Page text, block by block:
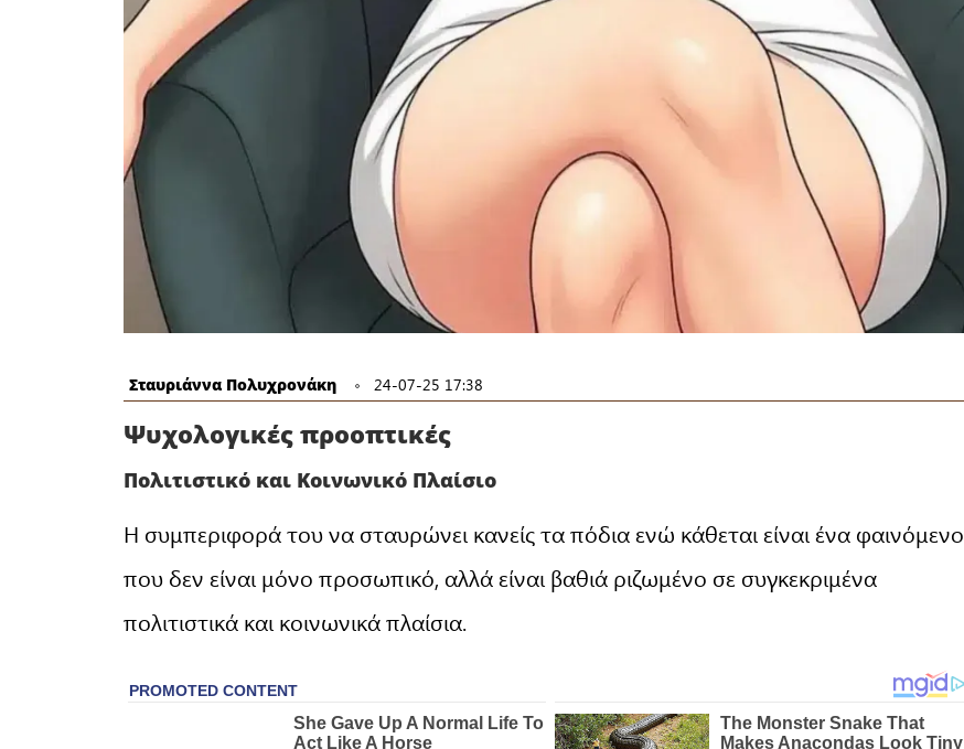
Σταυριάννα Πολυχρονάκη 24-07-25 17:38
Ψυχολογικές προοπτικές
Πολιτιστικό και Κοινωνικό Πλαίσιο
Η συμπεριφορά του να σταυρώνει κανείς τα πόδια ενώ κάθεται είναι ένα φαινόμενο
που δεν είναι μόνο προσωπικό, αλλά είναι βαθιά ριζωμένο σε συγκεκριμένα
πολιτιστικά και κοινωνικά πλαίσια.